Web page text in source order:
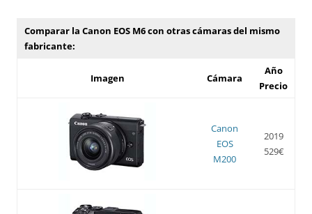
Comparar la Canon EOS M6 con otras cámaras del mismo
fabricante:
Imagen Cámara
Año
Precio
Canon
EOS
M200
2019
529€